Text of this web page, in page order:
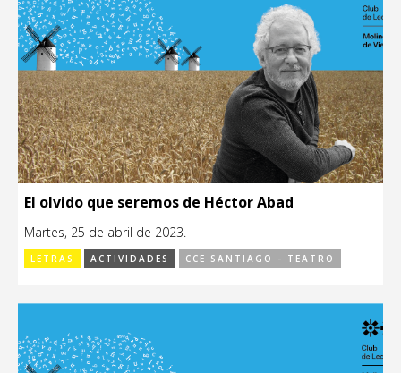
El olvido que seremos de Héctor Abad
Martes, 25 de abril de 2023.
LETRAS ACTIVIDADES CCE SANTIAGO - TEATRO